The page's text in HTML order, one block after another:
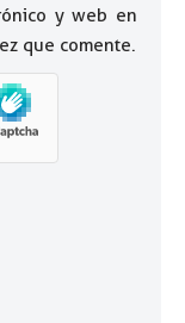
y web en
que comente.